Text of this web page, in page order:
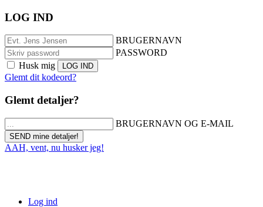
LOG IND
BRUGERNAVN
PASSWORD
Husk mig
Glemt dit kodeord?
Glemt detaljer?
BRUGERNAVN OG E-MAIL
AAH, vent, nu husker jeg!
Log ind